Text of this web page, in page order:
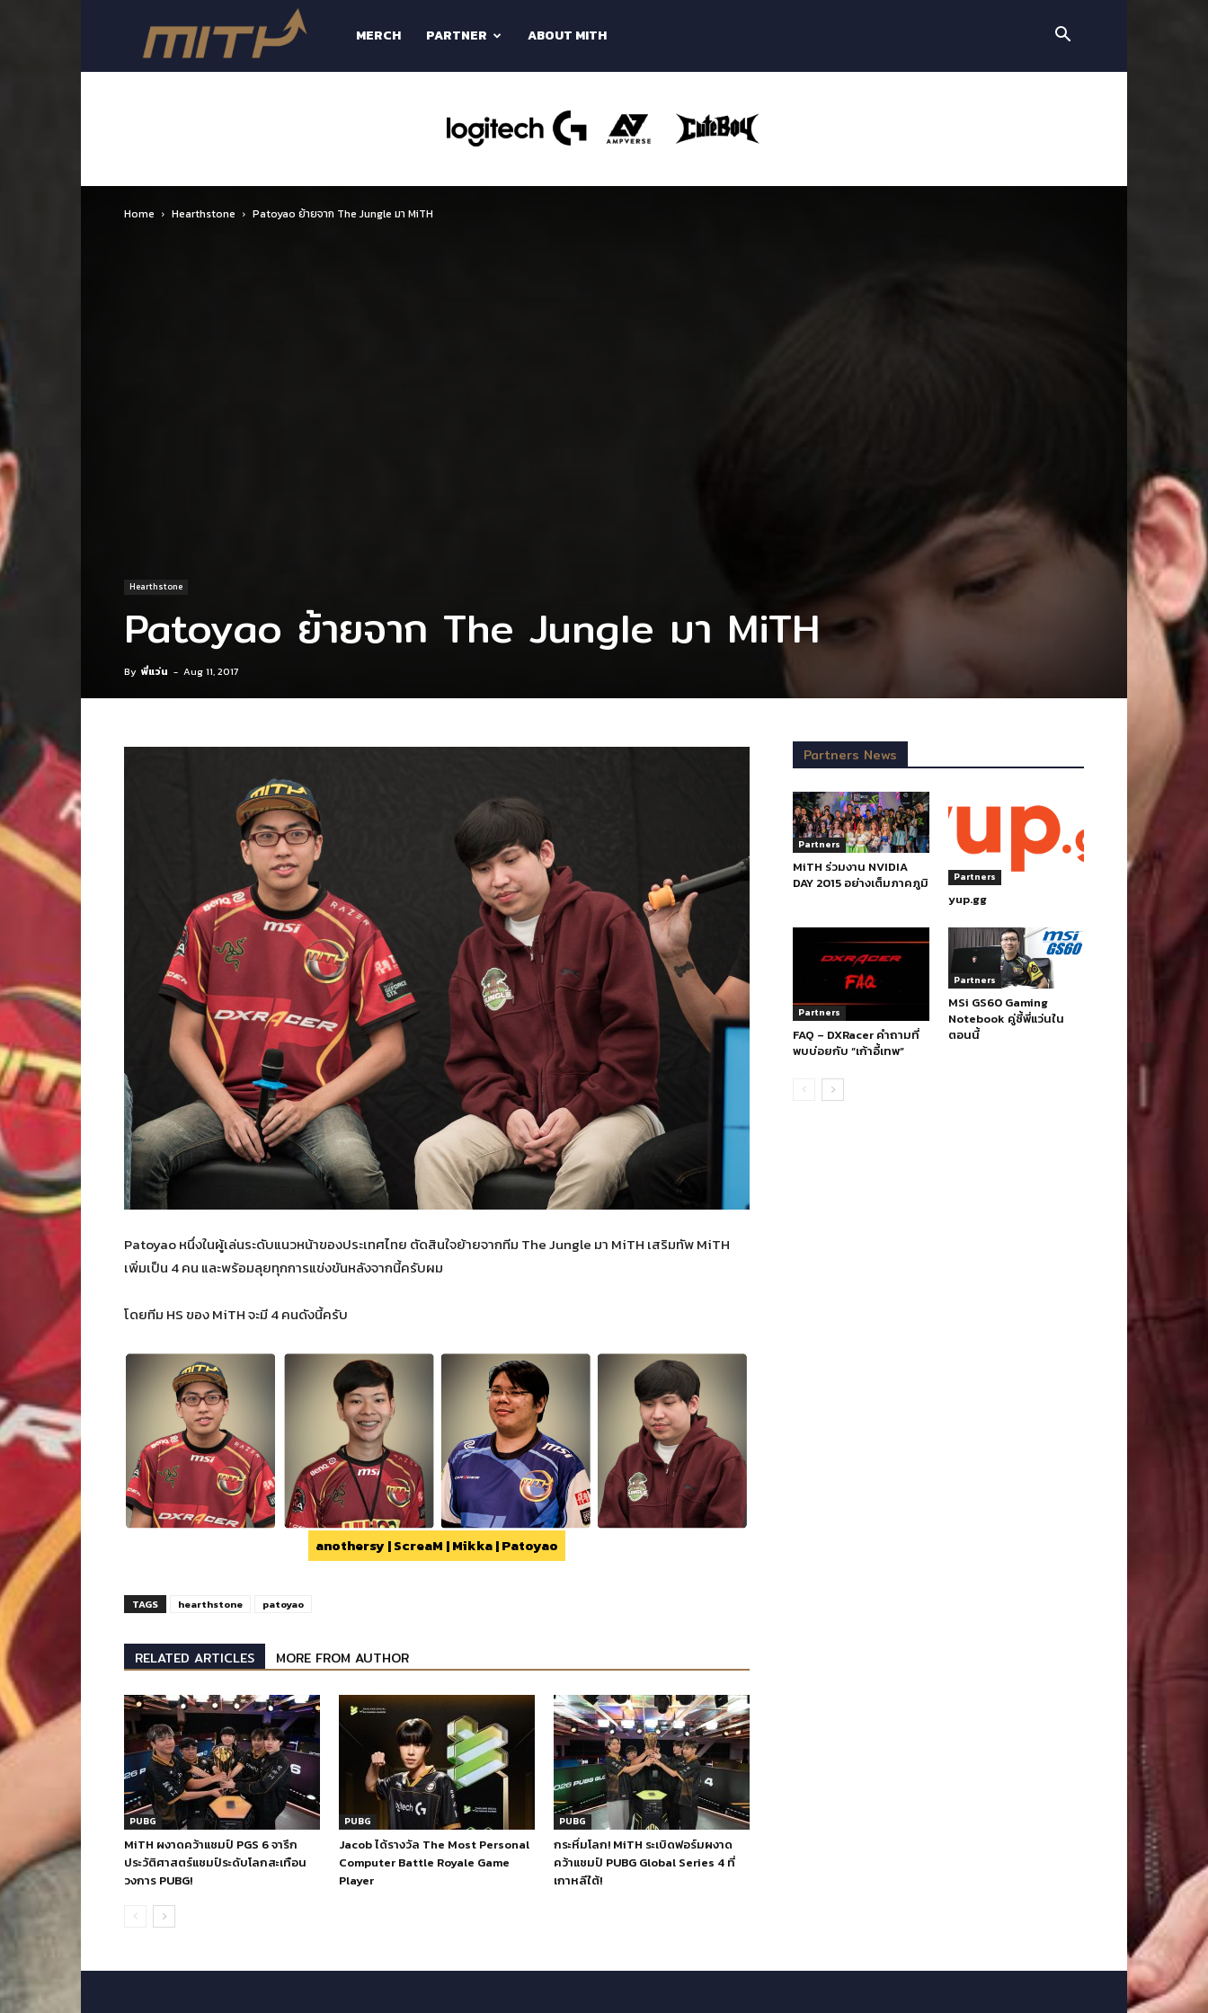
MiTH-
MERCH PARTNER ABOUT MITH
Home Hearthstone Patoyao ย้ายจาก The Jungle มา MiTH
Hearthstone
Patoyao ย้ายจาก The Jungle มา MiTH
By พี่แว่น - Aug 11, 2017
Patoyao หนึ่งในผู้เล่นระดับแนวหน้าของประเทศไทย ตัดสินใจย้ายจากทีม The Jungle มา MiTH เสริมทัพ MiTH
เพิ่มเป็น 4 คน และพร้อมลุยทุกการแข่งขันหลังจากนี้ครับผม
โดยทีม HS ของ MiTH จะมี 4 คนดังนี้ครับ
anothersy | ScreaM | Mikka | Patoyao
TAGS hearthstone patoyao
RELATED ARTICLES MORE FROM AUTHOR
PUBG
MiTH ผงาดคว้าแชมป์ PGS 6 จารึก
ประวัติศาสตร์แชมป์ระดับโลกสะเทือน
วงการ PUBG!
PUBG
Jacob ได้รางวัล The Most Personal
Computer Battle Royale Game
Player
PUBG
กระหึ่มโลก! MiTH ระเบิดฟอร์มผงาด
คว้าแชมป์ PUBG Global Series 4 ที่
เกาหลีใต้!
Partners News
Partners
MiTH ร่วมงาน NVIDIA
DAY 2015 อย่างเต็มภาคภูมิ
Partners
yup.gg
Partners
FAQ – DXRacer คำถามที่
พบบ่อยกับ “เก้าอี้เทพ”
Partners
MSi GS60 Gaming
Notebook คู่ซี้พี่แว่นใน
ตอนนี้